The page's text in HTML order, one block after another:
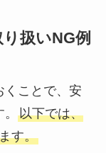
扱いNG例
くことで、安
以下では、
す。